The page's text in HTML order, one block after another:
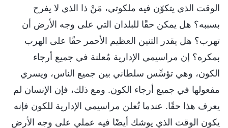
الوقت الذي يتكوّن فيه ملكوتي، مَنْ ذا الذي لا يفرح
بسببه؟ هل يمكن حقًا للبلدان التي على وجه الأرض أن
تهرب؟ هل يقدر التنين العظيم الأحمر حقًا على الهرب
بمكره؟ إن مراسيمي الإدارية مُعلنة في جميع أرجاء
الكون، وهي تؤسِّس سلطاني بين جميع الناس، ويسري
مفعولها في جميع أرجاء الكون. ومع ذلك، فإن الإنسان لم
يعرف هذا حقًا. عندما تُعلن مراسيمي الإدارية للكون فإنه
يكون الوقت الذي يوشك أيضًا فيه عملي على وجه الأرض